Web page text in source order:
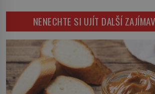
vztah k Židům,
chlubit. […]
jásají a snaží se je
už nejde o živá
plyšové suvenýry.
jinak. Tato veselá
připomíná jeden z
a zároveň
NENECHTE SI UJÍT DALŠÍ